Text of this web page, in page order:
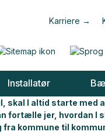
Karriere
Installatør
skal I altid starte med
fortælle jer, hvordan I
fra kommune til